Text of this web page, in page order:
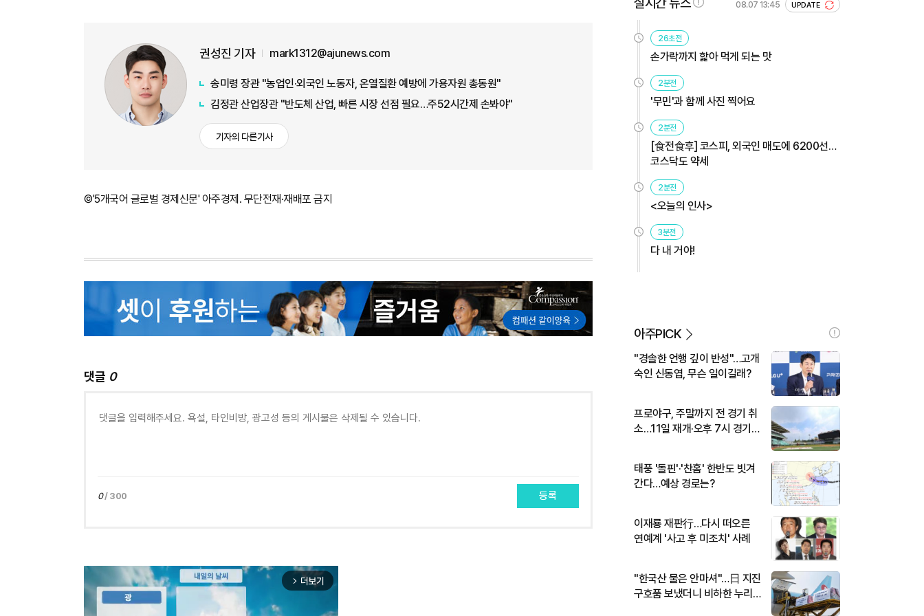
권성진 기자 mark1312@ajunews.com
송미령 장관 "농업인·외국인 노동자, 온열질환 예방에 가용자원 총동원"
김정관 산업장관 "반도체 산업, 빠른 시장 선점 필요…주52시간제 손봐야"
기자의 다른기사
©'5개국어 글로벌 경제신문' 아주경제. 무단전재·재배포 금지
댓글 0
0/ 300 등록
arrow_forward_ios 더보기
08.07 13:45 UPDATE
26초전
손가락까지 핥아 먹게 되는 맛
2분전
'무민'과 함께 사진 찍어요
2분전
[食전食후] 코스피, 외국인 매도에 6200선…
코스닥도 약세
2분전
<오늘의 인사>
3분전
다 내 거야!
아주PICK
"경솔한 언행 깊이 반성"…고개
숙인 신동엽, 무슨 일이길래?
프로야구, 주말까지 전 경기 취
소…11일 재개·오후 7시 경기
태풍 '돌핀'·'찬홈' 한반도 빗겨
간다…예상 경로는?
이재룡 재판行…다시 떠오른
연예계 '사고 후 미조치' 사례
"한국산 물은 안마셔"…日 지진
구호품 보냈더니 비하한 누리